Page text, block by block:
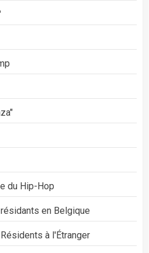
du Hip-Hop
en Belgique
à l'Étranger